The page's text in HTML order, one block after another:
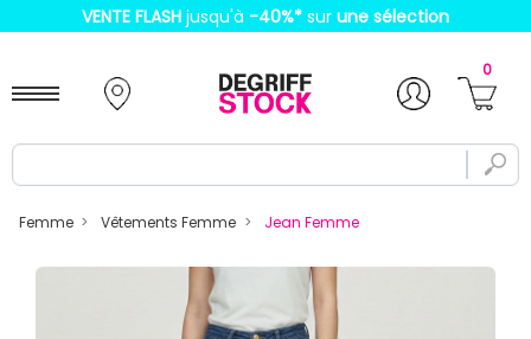
VENTE FLASH jusqu'à -40%* sur une sélection
0
Femme Vêtements Femme Jean Femme